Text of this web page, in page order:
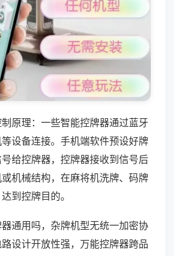
原理：一些智能控牌器通过蓝牙
设备连接。手机端软件预设好牌
给控牌器，控牌器接收到信号后
机械结构，在麻将机洗牌、码牌
到控牌目的。
通用吗，杂牌机型无统一加密协
设计开放性强，万能控牌器跨品